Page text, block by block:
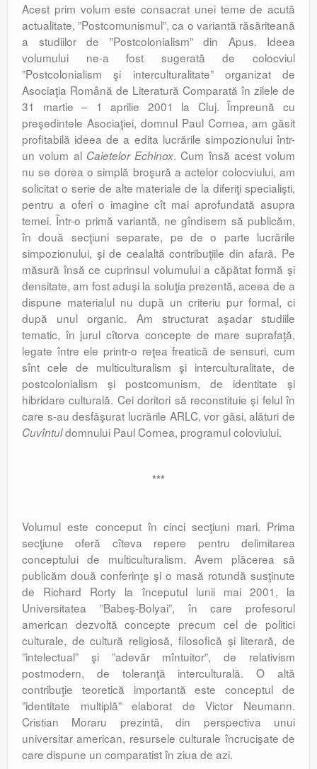
Acest prim volum este consacrat unei teme de acută
actualitate, ”Postcomunismul”, ca o variantă răsăriteană
a studiilor de ”Postcolonialism” din Apus. Ideea
volumului ne-a fost sugerată de colocviul
”Postcolonialism şi interculturalitate” organizat de
Asociaţia Română de Literatură Comparată în zilele de
31 martie – 1 aprilie 2001 la Cluj. Împreună cu
preşedintele Asociaţiei, domnul Paul Cornea, am găsit
profitabilă ideea de a edita lucrările simpozionului într-
un volum al Caietelor Echinox. Cum însă acest volum
nu se dorea o simplă broşură a actelor colocviului, am
solicitat o serie de alte materiale de la diferiţi specialişti,
pentru a oferi o imagine cît mai aprofundată asupra
temei. Într-o primă variantă, ne gîndisem să publicăm,
în două secţiuni separate, pe de o parte lucrările
simpozionului, şi de cealaltă contribuţiile din afară. Pe
măsură însă ce cuprinsul volumului a căpătat formă şi
densitate, am fost aduşi la soluţia prezentă, aceea de a
dispune materialul nu după un criteriu pur formal, ci
după unul organic. Am structurat aşadar studiile
tematic, în jurul cîtorva concepte de mare suprafaţă,
legate între ele printr-o reţea freatică de sensuri, cum
sînt cele de multiculturalism şi interculturalitate, de
postcolonialism şi postcomunism, de identitate şi
hibridare culturală. Cei doritori să reconstituie şi felul în
care s-au desfăşurat lucrările ARLC, vor găsi, alături de
Cuvîntuldomnului Paul Cornea, programul coloviului.
***
Volumul este conceput în cinci secţiuni mari. Prima
secţiune oferă cîteva repere pentru delimitarea
conceptului de multiculturalism. Avem plăcerea să
publicăm două conferinţe şi o masă rotundă susţinute
de Richard Rorty la începutul lunii mai 2001, la
Universitatea ”Babeş-Bolyai”, în care profesorul
american dezvoltă concepte precum cel de politici
culturale, de cultură religiosă, filosofică şi literară, de
”intelectual” şi ”adevăr mîntuitor”, de relativism
postmodern, de toleranţă interculturală. O altă
contribuţie teoretică importantă este conceptul de
”identitate multiplă” elaborat de Victor Neumann.
Cristian Moraru prezintă, din perspectiva unui
universitar american, resursele culturale încrucişate de
care dispune un comparatist în ziua de azi.